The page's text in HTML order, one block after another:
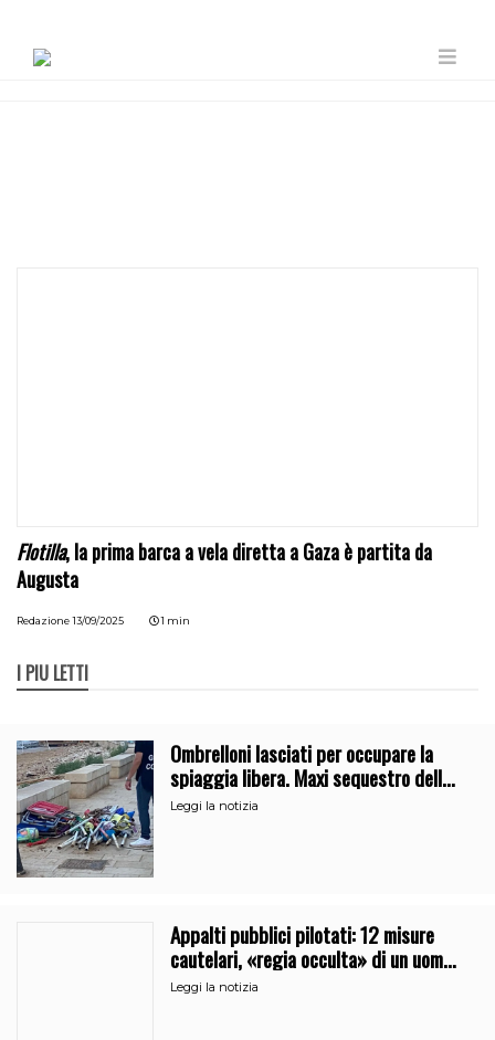
Flotilla, la prima barca a vela diretta a Gaza è partita da
Augusta
Redazione 13/09/2025 1 min
I PIÙ LETTI
Ombrelloni lasciati per occupare la
spiaggia libera. Maxi sequestro della
Guardia Costiera
Leggi la notizia
Appalti pubblici pilotati: 12 misure
cautelari, «regia occulta» di un uomo
vicino al clan
Leggi la notizia